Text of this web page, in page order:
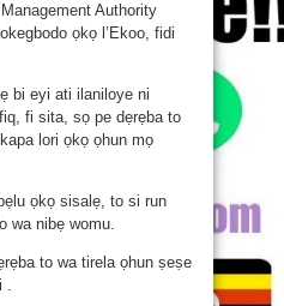
Authority
ọkọ l’Ekoo, fidi
bi eyi ati ilaniloye ni
fi sita, sọ pe dẹrẹba to
lori ọkọ ọhun mọ
ọkọ sisalẹ, to si run
wa nibẹ womu.
to wa tirela ọhun ṣeṣe
.